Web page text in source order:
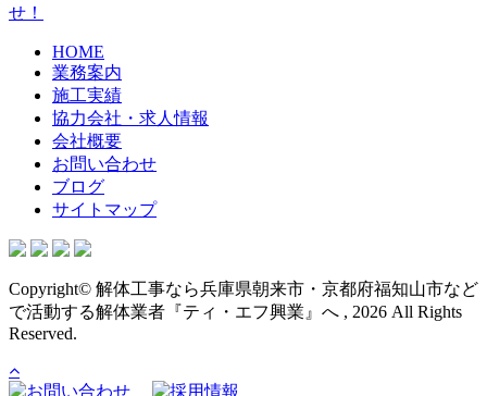
せ！
HOME
業務案内
施工実績
協力会社・求人情報
会社概要
お問い合わせ
ブログ
サイトマップ
Copyright© 解体工事なら兵庫県朝来市・京都府福知山市など
で活動する解体業者『ティ・エフ興業』へ , 2026 All Rights
Reserved.